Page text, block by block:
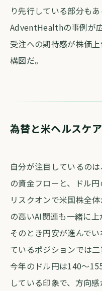
り先行している部分もあ
AdventHealthの事例が
受注への期待感が株価
構図だ。
為替と米ヘルスケ
自分が注目しているの
の資金フローと、ドル円
リスクオンで米国株全
の高いAI関連も一緒に上
そのとき円安が進んで
ているポジションでは二
今年のドル円は140〜
している印象で、方向感